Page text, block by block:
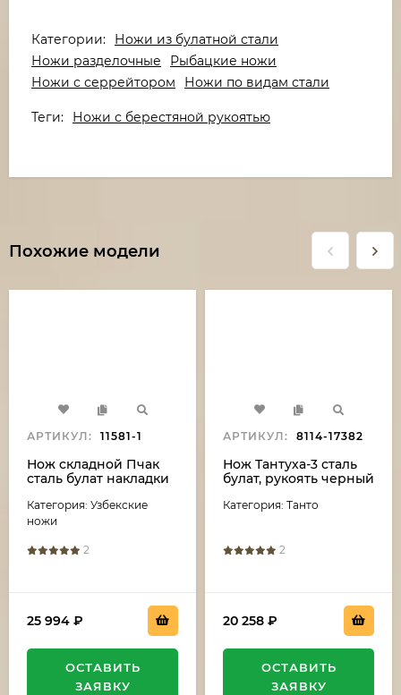
Категории:
Ножи из булатной стали
Ножи разделочные
Рыбацкие ножи
Ножи с серрейтором
Ножи по видам стали
Теги: Ножи с берестяной рукоятью
Похожие модели
АРТИКУЛ: 11581-1
Нож складной Пчак
сталь булат накладки
Категория: Узбекские
ножи
2
25 994 ₽
ОСТАВИТЬ
ЗАЯВКУ
АРТИКУЛ: 8114-17382
Нож Тантуха-3 сталь
булат, рукоять черный
береза
Категория: Танто
2
20 258 ₽
ОСТАВИТЬ
ЗАЯВКУ